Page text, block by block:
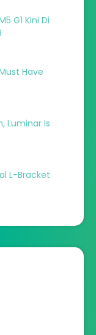
G1 Kini Di
Have
Luminar Is
L-Bracket